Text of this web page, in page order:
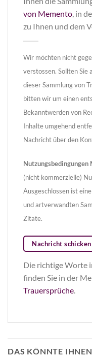
von Memento , in
zu Ihnen und dem
Wir möchten nicht
verstossen. Sollten Sie
dieser Sammlung von
bitten wir um einen
Bekanntwerden von
Inhalte umgehend
Nachricht über den
(nicht kommerzielle)
Ausgeschlossen ist
und artverwandten
Zitate.
Nachricht schicken
Die richtige Worte
finden Sie in der
Trauersprüche.
DAS KÖNNTE